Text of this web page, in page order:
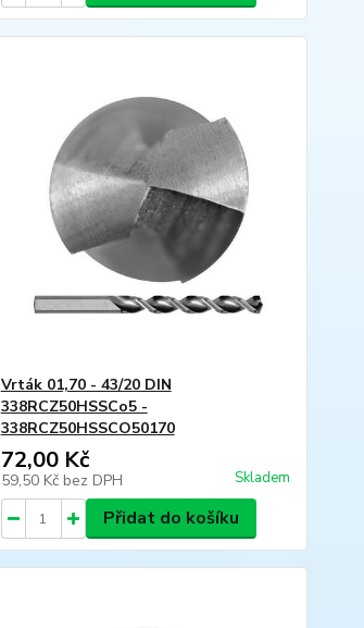
Vrták 01,70 - 43/20 DIN
338RCZ50HSSCo5 -
338RCZ50HSSCO50170
72,00 Kč
59,50 Kč bez DPH Skladem
Přidat do košíku